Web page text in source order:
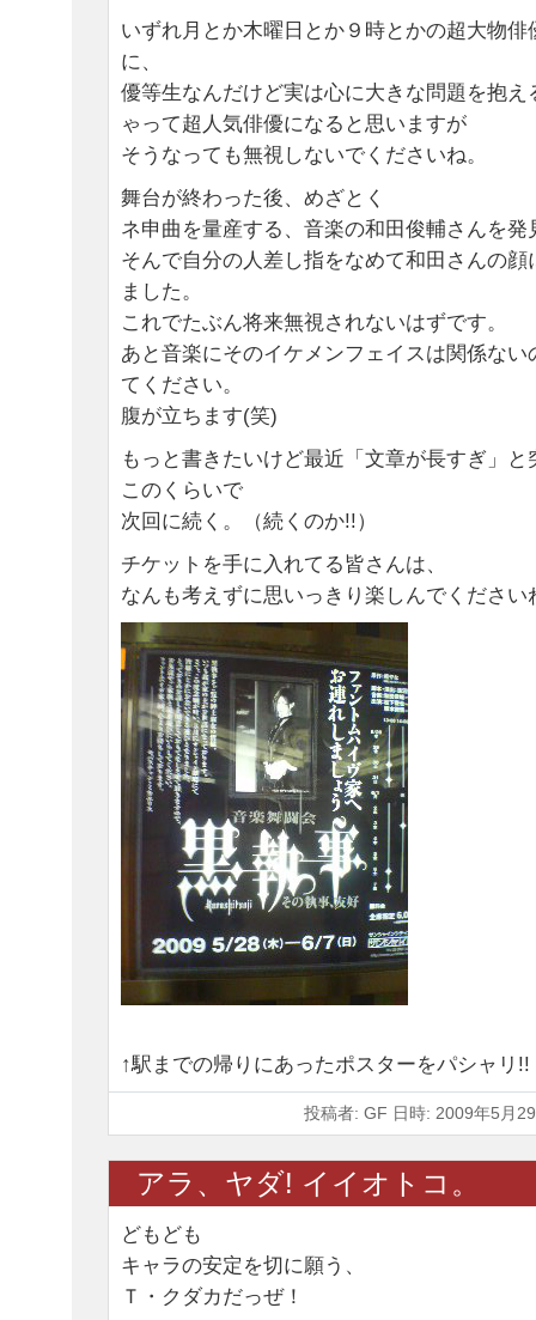
いずれ月とか木曜日とか９時とかの超大物
に、
優等生なんだけど実は心に大きな問題を抱え
ゃって超人気俳優になると思いますが
そうなっても無視しないでくださいね。
舞台が終わった後、めざとく
ネ申曲を量産する、音楽の和田俊輔さんを
そんで自分の人差し指をなめて和田さんの
ました。
これでたぶん将来無視されないはずです。
あと音楽にそのイケメンフェイスは関係な
てください。
腹が立ちます(笑)
もっと書きたいけど最近「文章が長すぎ」
このくらいで
次回に続く。（続くのか!!）
チケットを手に入れてる皆さんは、
なんも考えずに思いっきり楽しんでください
↑駅までの帰りにあったポスターをパシャリ!!
投稿者: GF 日時: 2009年5月
アラ、ヤダ! イイオトコ。
どもども
キャラの安定を切に願う、
Ｔ・クダカだっぜ！